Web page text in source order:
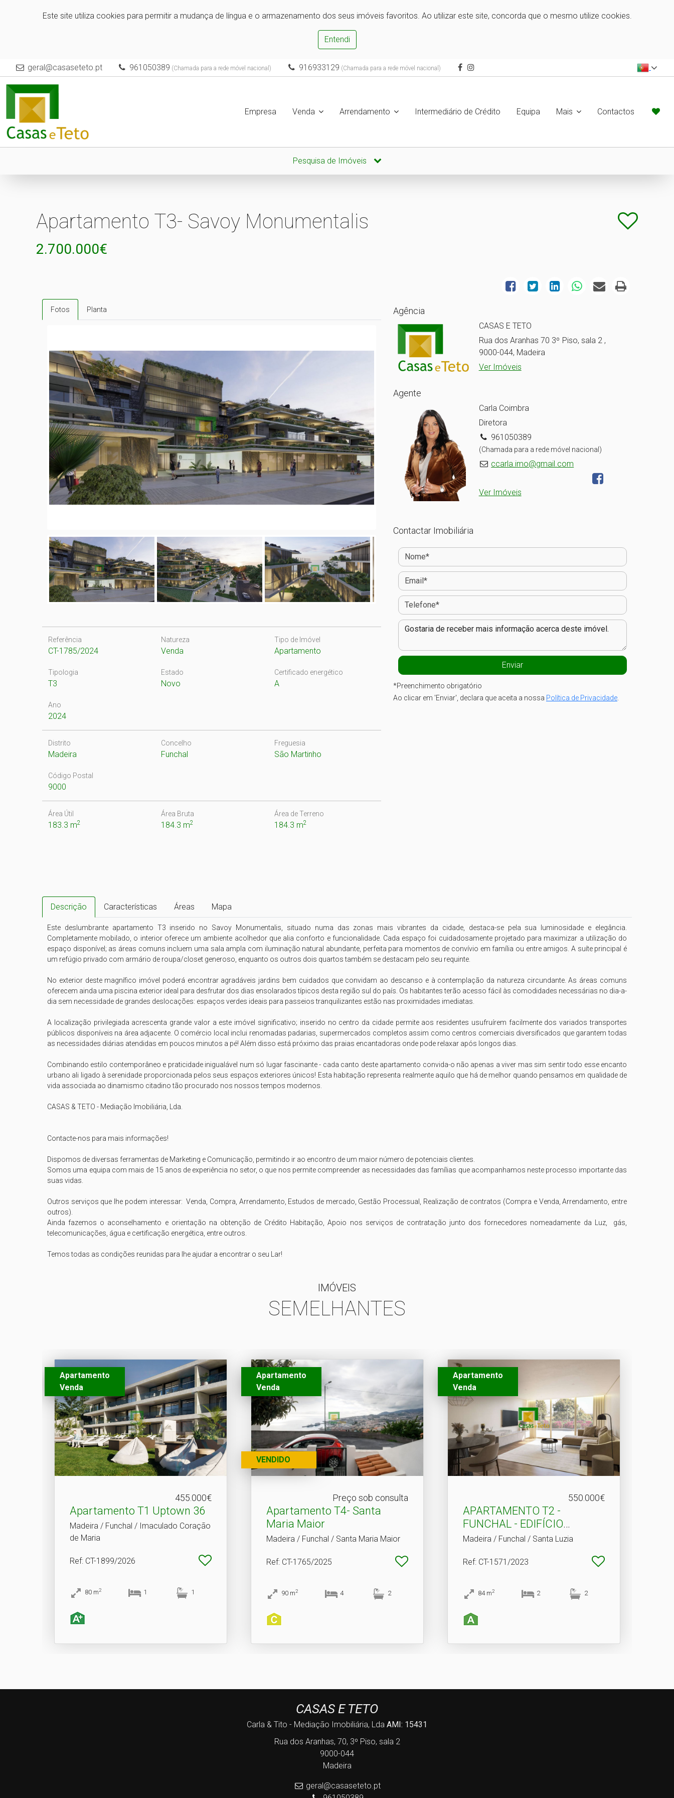
Este site utiliza cookies para permitir a mudança de língua e o armazenamento dos seus imóveis favoritos. Ao utilizar este site, concorda que o mesmo utilize cookies.
Entendi
geral@casaseteto.pt 961050389 (Chamada para a rede móvel nacional) 916933129 (Chamada para a rede móvel nacional)
Empresa Venda Arrendamento Intermediário de Crédito Equipa Mais Contactos
Pesquisa de Imóveis
Apartamento T3- Savoy Monumentalis
2.700.000€
Fotos Planta
Referência
CT-1785/2024
Natureza
Venda
Tipo de Imóvel
Apartamento
Tipologia
T3
Estado
Novo
Certificado energético
A
Ano
2024
Distrito
Madeira
Concelho
Funchal
Freguesia
São Martinho
Código Postal
9000
Área Útil
183.3 m2
Área Bruta
184.3 m2
Área de Terreno
184.3 m2
Agência
CASAS E TETO
Rua dos Aranhas 70 3º Piso, sala 2 ,
9000-044, Madeira
Ver Imóveis
Agente
Carla Coimbra
Diretora
961050389
(Chamada para a rede móvel nacional)
ccarla.imo@gmail.com
Ver Imóveis
Contactar Imobiliária
*Preenchimento obrigatório
Ao clicar em 'Enviar', declara que aceita a nossa Política de Privacidade
Descrição Características Áreas Mapa
Este deslumbrante apartamento T3 inserido no Savoy Monumentalis, situado numa das zonas mais vibrantes da cidade, destaca-se pela sua luminosidade e elegância.
Completamente mobilado, o interior oferece um ambiente acolhedor que alia conforto e funcionalidade. Cada espaço foi cuidadosamente projetado para maximizar a utilização do
espaço disponível; as áreas comuns incluem uma sala ampla com iluminação natural abundante, perfeita para momentos de convívio em família ou entre amigos. A suíte principal é
um refúgio privado com armário de roupa/closet generoso, enquanto os outros dois quartos também se destacam pelo seu requinte.
No exterior deste magnífico imóvel poderá encontrar agradáveis jardins bem cuidados que convidam ao descanso e à contemplação da natureza circundante. As áreas comuns
oferecem ainda uma piscina exterior ideal para desfrutar dos dias ensolarados típicos desta região sul do país. Os habitantes terão acesso fácil às comodidades necessárias no dia-a-
dia sem necessidade de grandes deslocações: espaços verdes ideais para passeios tranquilizantes estão nas proximidades imediatas.
A localização privilegiada acrescenta grande valor a este imóvel significativo; inserido no centro da cidade permite aos residentes usufruírem facilmente dos variados transportes
públicos disponíveis na área adjacente. O comércio local inclui renomadas padarias, supermercados completos assim como centros comerciais diversificados que garantem todas
as necessidades diárias atendidas em poucos minutos a pé! Além disso está próximo das praias encantadoras onde pode relaxar após longos dias.
Combinando estilo contemporâneo e praticidade inigualável num só lugar fascinante - cada canto deste apartamento convida-o não apenas a viver mas sim sentir todo esse encanto
urbano ali ligado à serenidade proporcionada pelos seus espaços exteriores únicos! Esta habitação representa realmente aquilo que há de melhor quando pensamos em qualidade de
vida associada ao dinamismo citadino tão procurado nos nossos tempos modernos.
CASAS & TETO - Mediação Imobiliária, Lda.
Contacte-nos para mais informações!
Dispomos de diversas ferramentas de Marketing e Comunicação, permitindo ir ao encontro de um maior número de potenciais clientes.
Somos uma equipa com mais de 15 anos de experiência no setor, o que nos permite compreender as necessidades das famílias que acompanhamos neste processo importante das
suas vidas.
Outros serviços que lhe podem interessar:  Venda, Compra, Arrendamento, Estudos de mercado, Gestão Processual, Realização de contratos (Compra e Venda, Arrendamento, entre
outros).
Ainda fazemos o aconselhamento e orientação na obtenção de Crédito Habitação, Apoio nos serviços de contratação junto dos fornecedores nomeadamente da Luz,  gás,
telecomunicações, água e certificação energética, entre outros.
IMÓVEIS
SEMELHANTES
Apartamento
Venda
455.000€
Apartamento T1 Uptown 36
Madeira / Funchal / Imaculado Coração
de Maria
Ref: CT-1899/2026
80 m2 1 1
Apartamento
Venda
VENDIDO
Preço sob consulta
Apartamento T4- Santa
Maria Maior
Madeira / Funchal / Santa Maria Maior
Ref: CT-1765/2025
90 m2 4 2
Apartamento
Venda
550.000€
APARTAMENTO T2 -
FUNCHAL - EDIFÍCIO
HINTON
Madeira / Funchal / Santa Luzia
Ref: CT-1571/2023
84 m2 2 2
CASAS E TETO
Carla & Tito - Mediação Imobiliária, Lda AMI: 15431
Rua dos Aranhas, 70, 3º Piso, sala 2
9000-044
Madeira
geral@casaseteto.pt